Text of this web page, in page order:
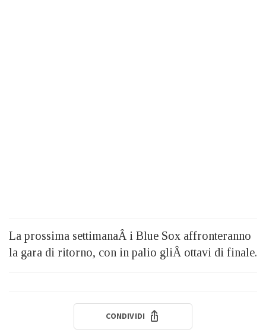
La prossima settimanaÂ i Blue Sox affronteranno
la gara di ritorno, con in palio gliÂ ottavi di finale.
CONDIVIDI